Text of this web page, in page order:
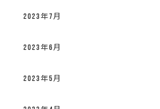
2023年7月
2023年6月
2023年5月